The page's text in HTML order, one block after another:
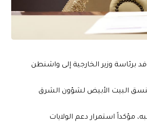
برئاسة وزير الخارجية إلى واشنطن
منسق البيت الأبيض لشؤون الشرق
مؤكداً استمرار دعم الولايات